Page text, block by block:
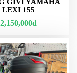
GIVI YAMAHA
LEXI 155
2,150,000đ